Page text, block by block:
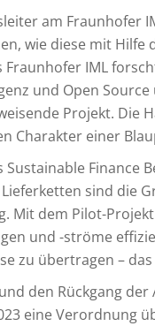
am Fraunhofer
wie diese mit Hilfe
IML
und Open
Projekt. Die
Charakter einer
Sustainable Finance
sind die
Mit dem Pilot-
und -ströme
zu übertragen –
den Rückgang
eine Verordnung